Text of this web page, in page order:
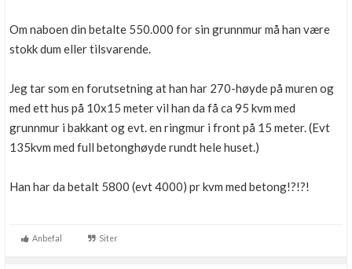
Om naboen din betalte 550.000 for sin grunnmur må han være
stokk dum eller tilsvarende.
Jeg tar som en forutsetning at han har 270-høyde på muren og
med ett hus på 10x15 meter vil han da få ca 95 kvm med
grunnmur i bakkant og evt. en ringmur i front på 15 meter. (Evt
135kvm med full betonghøyde rundt hele huset.)
Han har da betalt 5800 (evt 4000) pr kvm med betong!?!?!
Anbefal Siter